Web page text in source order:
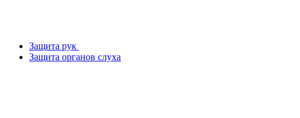
Защита рук
Защита органов слуха